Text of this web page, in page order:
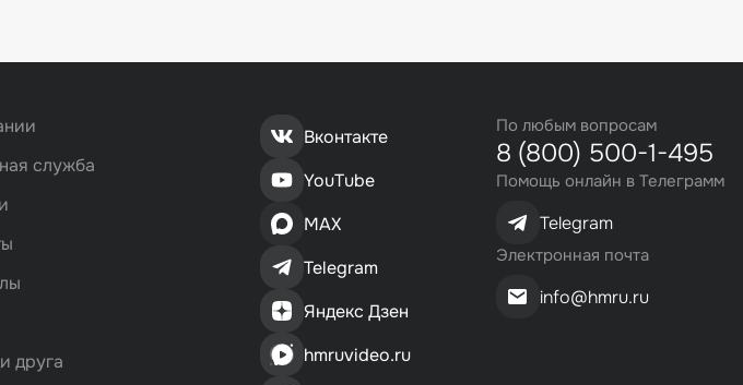
служба
друга
Вконтакте
YouTube
MAX
Telegram
Яндекс Дзен
hmruvideo.ru
По любым вопросам
8 (800) 500-1-495
Помощь онлайн в Телеграмм
Telegram
Электронная почта
info@hmru.ru